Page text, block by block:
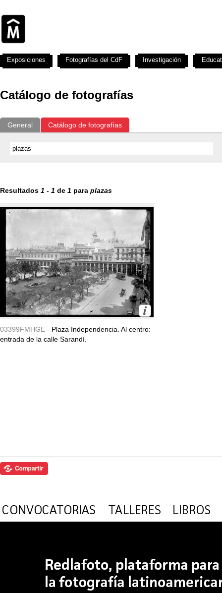
Catálogo de fotografías
General Catálogo de fotografías
Resultados 1 - 1 de 1 para plazas
03399FMHGE - Plaza Independencia. Al centro:
entrada de la calle Sarandí.
Exposiciones Fotografías del CdF Investigación